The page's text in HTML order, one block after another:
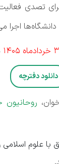
تصدی
اجرا
دانلود دفترچه
با علوم اسلامی